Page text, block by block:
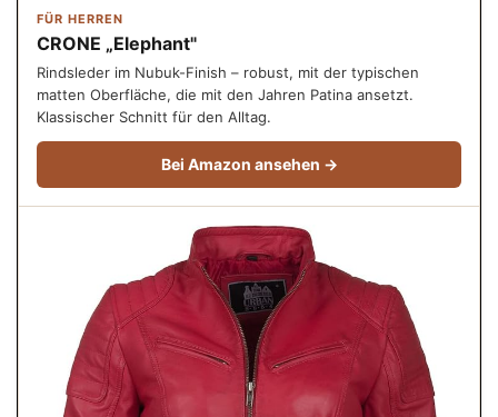
FÜR HERREN
CRONE „Elephant"
Rindsleder im Nubuk-Finish – robust, mit der typischen
matten Oberfläche, die mit den Jahren Patina ansetzt.
Klassischer Schnitt für den Alltag.
Bei Amazon ansehen →